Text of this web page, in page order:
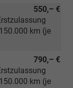
550,– €
km (je
790,– €
km (je